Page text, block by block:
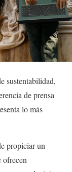
sustentabilidad,
de prensa
lo más
propiciar un
ofrecen